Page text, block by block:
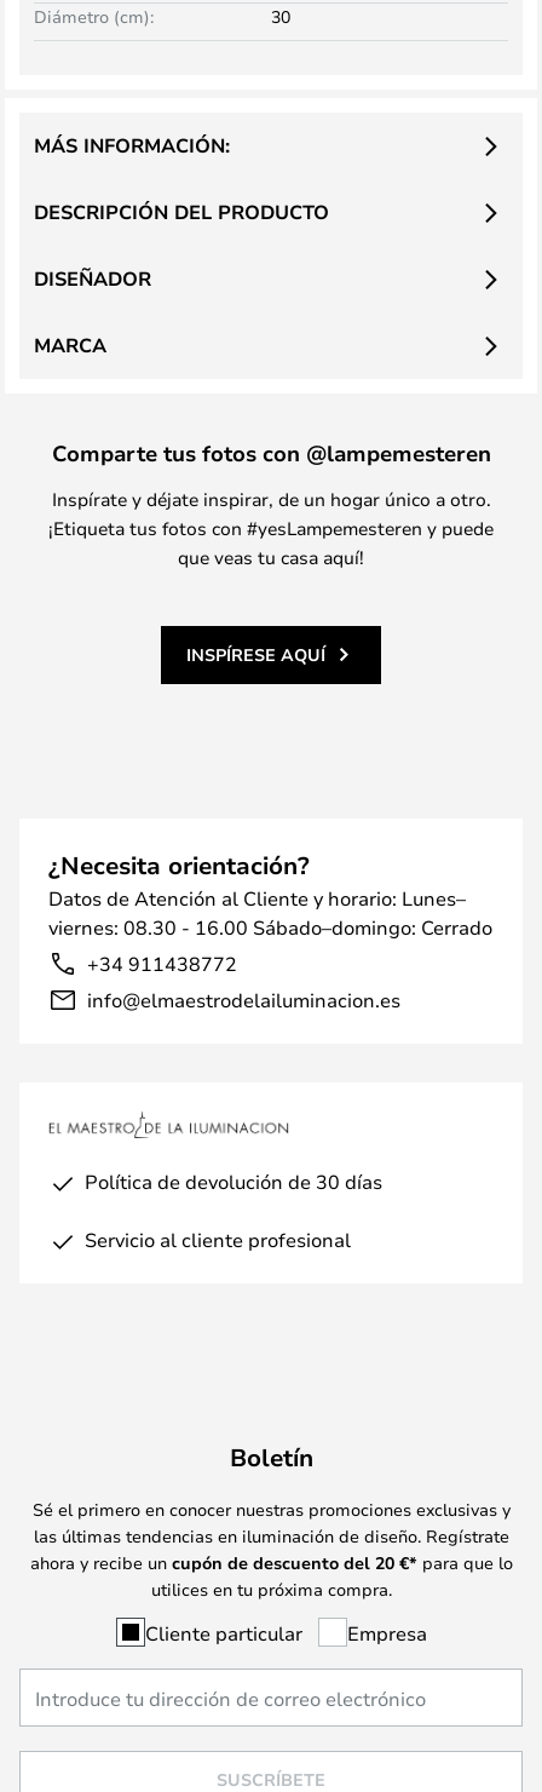
Diámetro (cm): 30
DESCRIPCIÓN DEL PRODUCTO
MÁS INFORMACIÓN:
DISEÑADOR
MARCA
Comparte tus fotos con @lampemesteren
Inspírate y déjate inspirar, de un hogar único a otro.
¡Etiqueta tus fotos con #yesLampemesteren y puede
que veas tu casa aquí!
INSPÍRESE AQUÍ
¿Necesita orientación?
Datos de Atención al Cliente y horario: Lunes–
viernes: 08.30 - 16.00 Sábado–domingo: Cerrado
+34 911438772
info@elmaestrodelailuminacion.es
Política de devolución de 30 días
Servicio al cliente profesional
Boletín
Sé el primero en conocer nuestras promociones exclusivas y
las últimas tendencias en iluminación de diseño. Regístrate
ahora y recibe un cupón de descuento del 20 €* para que lo
utilices en tu próxima compra.
Cliente particular Empresa
SUSCRÍBETE